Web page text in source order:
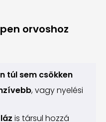
orvoshoz
túl sem csökken
, vagy nyelési
is társul hozzá